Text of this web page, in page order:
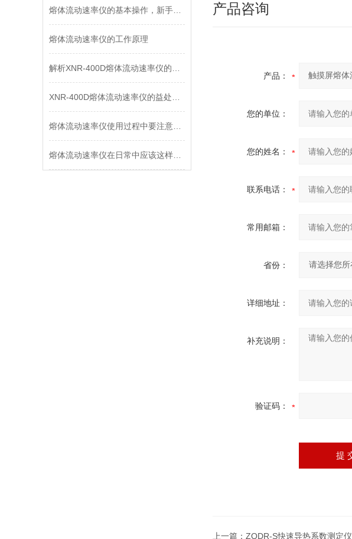
熔体流动速率仪的工作原理
产品咨询
产品：
您的单位：
您的姓名：
联系电话：
常用邮箱：
省份：
详细地址：
补充说明：
验证码：
上一篇： ZQDR-S快速导热系数测定仪